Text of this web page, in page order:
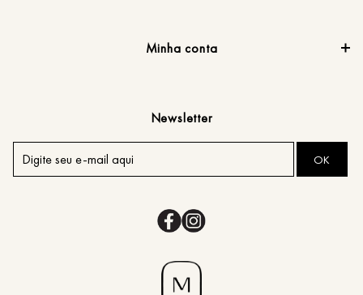
Minha conta
Newsletter
OK